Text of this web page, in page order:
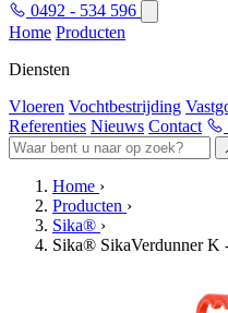
0492 - 534 596
Home Producten
Diensten
Vloeren Vochtbestrijding
Referenties Nieuws Contact
Home ›
Producten ›
Sika® ›
Sika® SikaVerdunner K